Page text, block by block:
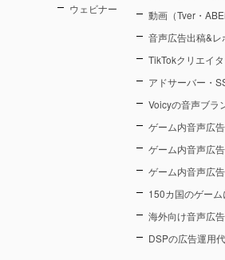
ウェビナー
動画（Tver・
音声広告出稿&レ
TikTokクリエイ
アドサーバー・
Voicyの音声ブラ
ゲーム内音声広
ゲーム内音声広
ゲーム内音声広
150カ国のゲー
海外向け音声広
DSPの広告運用